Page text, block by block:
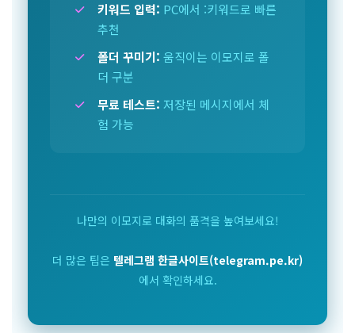
키워드 입력: PC에서 :키워드로 빠른
추천
폴더 꾸미기: 움직이는 이모지로 폴
더 구분
무료 테스트: 저장된 메시지에서 체
험 가능
나만의 이모지로 대화의 품격을 높여보세요!
더 많은 팁은 텔레그램 한글사이트(telegram.pe.kr)
에서 확인하세요.